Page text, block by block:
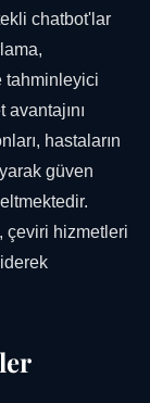
chatbot'lar
tahminleyici
hastaların
güven
çeviri hizmetleri